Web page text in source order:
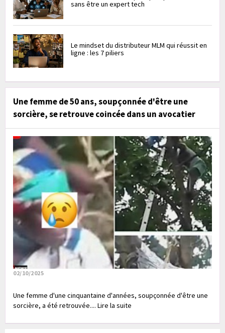
sans être un expert tech
Le mindset du distributeur MLM qui réussit en
ligne : les 7 piliers
Une femme de 50 ans, soupçonnée d'être une
sorcière, se retrouve coincée dans un avocatier
02/10/2025
Une femme d'une cinquantaine d'années, soupçonnée d'être une
sorcière, a été retrouvée.... Lire la suite